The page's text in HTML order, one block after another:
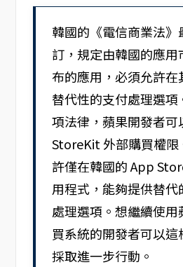
韓國的《電信商業法
訂，規定由韓國的應
布的應用，必須允許在
替代性的支付處理選
項法律，蘋果開發者可
StoreKit 外部購買權限
許僅在韓國的 App
用程式，能夠提供替
處理選項。想繼續使
買系統的開發者可以這
採取進一步行動。